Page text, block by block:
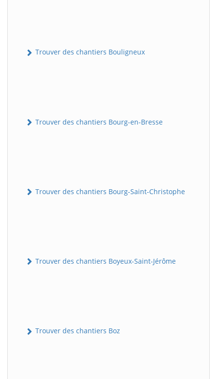
Trouver des chantiers Bouligneux
Trouver des chantiers Bourg-en-Bresse
Trouver des chantiers Bourg-Saint-Christophe
Trouver des chantiers Boyeux-Saint-Jérôme
Trouver des chantiers Boz